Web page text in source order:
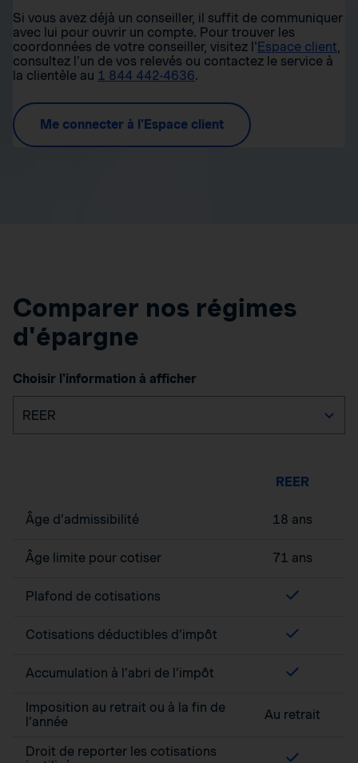
Si vous avez déjà un conseiller, il suffit de communiquer
avec lui pour ouvrir un compte. Pour trouver les
coordonnées de votre conseiller, visitez l' Espace client,
consultez l'un de vos relevés ou contactez le service à
la clientèle au 1 844 442-4636.
Me connecter à l'Espace client
Comparer nos régimes
d'épargne
Choisir l'information à afficher
REER
Âge d’admissibilité 18 ans
Âge limite pour cotiser 71 ans
Plafond de cotisations
Cotisations déductibles d’impôt
Accumulation à l’abri de l’impôt
Imposition au retrait ou à la fin de
l’année
Au retrait
Droit de reporter les cotisations